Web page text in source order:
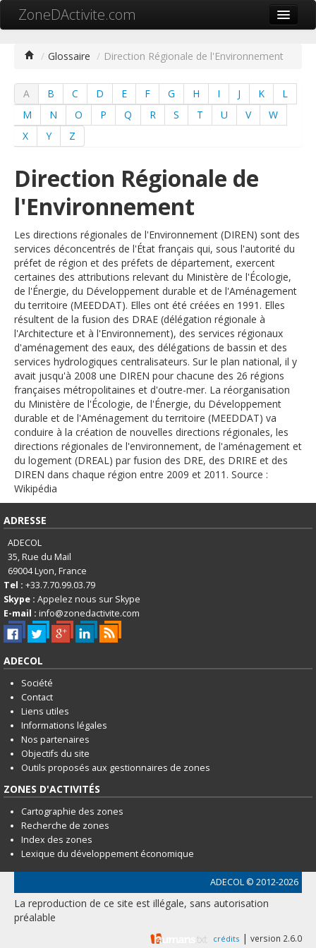
ZoneDActivite.com
Cartographie ZA
Recherche avancée
Contact
Mon ZA.com
中文
English
Français
Connexion
/ Glossaire / Direction Régionale de l'Environnement
A B C D E F G H I J K
L
M
N O P Q R S T U V
W
X
Y Z
Direction Régionale de
l'Environnement
Les directions régionales de l'Environnement (DIREN) sont des
services déconcentrés de l'État français qui, sous l'autorité du
préfet de région et des préfets de département, exercent
certaines des attributions relevant du Ministère de l'Écologie,
de l'Énergie, du Développement durable et de l'Aménagement
du territoire (MEEDDAT). Elles ont été créées en 1991. Elles
résultent de la fusion des DRAE (délégation régionale à
l'Architecture et à l'Environnement), des services régionaux
d'aménagement des eaux, des délégations de bassin et des
services hydrologiques centralisateurs. Sur le plan national, il y
avait jusqu'à 2008 une DIREN pour chacune des 26 régions
françaises métropolitaines et d'outre-mer. La réorganisation
du Ministère de l'Écologie, de l'Énergie, du Développement
durable et de l'Aménagement du territoire (MEEDDAT) va
conduire à la création de nouvelles directions régionales, les
directions régionales de l'environnement, de l'aménagement et
du logement (DREAL) par fusion des DRE, des DRIRE et des
DIREN dans chaque région entre 2009 et 2011. Source :
Wikipédia
ADRESSE
ADECOL
35, Rue du Mail
69004Lyon, France
Tel : +33.7.70.99.03.79
Skype : Appelez nous sur Skype
E-mail : info@zonedactivite.com
ADECOL
Société
Contact
Liens utiles
Informations légales
Nos partenaires
Objectifs du site
Outils proposés aux gestionnaires de zones
ZONES D'ACTIVITÉS
Cartographie des zones
Recherche de zones
Index des zones
Lexique du développement économique
ADECOL © 2012-2026
La reproduction de ce site est illégale, sans autorisation
préalable
crédits | version 2.6.0